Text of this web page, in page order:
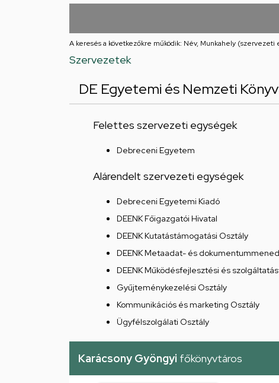
feladatellátási
A keresés a következőkre működik: Név, Munkahely (szervezeti
Szervezetek
DE Egyetemi és Nemzeti
Felettes szervezeti egységek
Debreceni Egyetem
Alárendelt szervezeti egységek
Debreceni Egyetemi Kiadó
DEENK Főigazgatói Hivatal
DEENK Kutatástámogatási Osztály
DEENK Metaadat- és
DEENK Működésfejlesztési és
Gyűjteménykezelési Osztály
Kommunikációs és marketing Osztály
Ügyfélszolgálati Osztály
Karácsony Gyöngyi főkönyvtáros